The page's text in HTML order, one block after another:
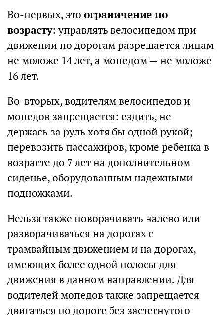
Во-первых, это ограничение по
возрасту: управлять велосипедом при
движении по дорогам разрешается лицам
не моложе 14 лет, а мопедом — не моложе
16 лет.
Во-вторых, водителям велосипедов и
мопедов запрещается: ездить, не
держась за руль хотя бы одной рукой;
перевозить пассажиров, кроме ребенка в
возрасте до 7 лет на дополнительном
сиденье, оборудованным надежными
подножками.
Нельзя также поворачивать налево или
разворачиваться на дорогах с
трамвайным движением и на дорогах,
имеющих более одной полосы для
движения в данном направлении. Для
водителей мопедов также запрещается
двигаться по дороге без застегнутого